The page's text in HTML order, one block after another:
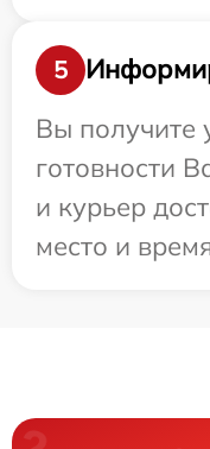
5
Вы получите
готовности
и курьер
место и